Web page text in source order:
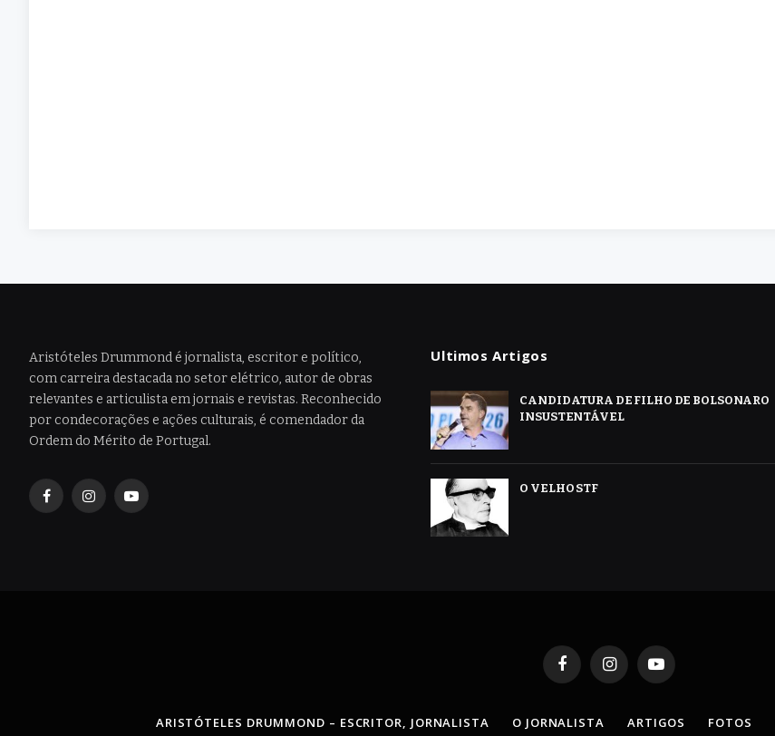
Aristóteles Drummond é jornalista, escritor e político,
com carreira destacada no setor elétrico, autor de obras
relevantes e articulista em jornais e revistas. Reconhecido
por condecorações e ações culturais, é comendador da
Ordem do Mérito de Portugal.
FacebookInstagramYouTube
Ultimos Artigos
CANDIDATURA DE FILHO DE BOLSONARO
INSUSTENTÁVEL
O VELHO STF
FacebookInstagramYouTube
ARISTÓTELES DRUMMOND – ESCRITOR, JORNALISTA O JORNALISTA ARTIGOS FOTOS